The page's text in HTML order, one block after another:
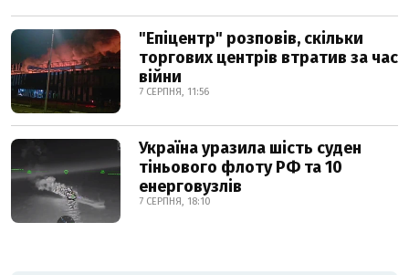
"Епіцентр" розповів, скільки
торгових центрів втратив за час
війни
7 СЕРПНЯ, 11:56
Україна уразила шість суден
тіньового флоту РФ та 10
енерговузлів
7 СЕРПНЯ, 18:10